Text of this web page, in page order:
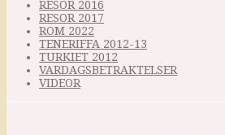
RESOR 2016
RESOR 2017
ROM 2022
TENERIFFA 2012-13
TURKIET 2012
VARDAGSBETRAKTELSER
VIDEOR